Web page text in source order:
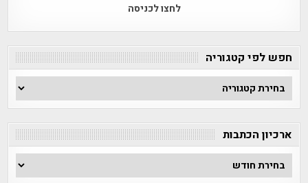
לחצו לכניסה
חפש לפי קטגוריה
חפש
לפי
קטגוריה
ארכיון הכתבות
ארכיון
הכתבות